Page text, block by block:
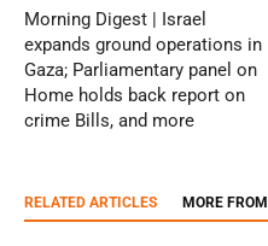
Morning Digest | Israel
expands ground operations in
Gaza; Parliamentary panel on
Home holds back report on
crime Bills, and more
RELATED ARTICLES MORE